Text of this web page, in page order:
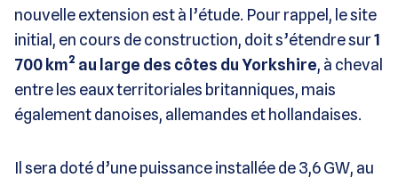
nouvelle extension est à l’étude. Pour rappel, le site
initial, en cours de construction, doit s’étendre sur1
700 km² au large des côtes du Yorkshire, à cheval
entre les eaux territoriales britanniques, mais
également danoises, allemandes et hollandaises.
Il sera doté d’une puissance installée de 3,6 GW, au